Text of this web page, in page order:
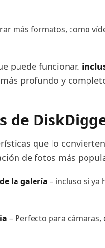
más formatos, como
puede funcionar.
profundo y
de
que lo
de fotos más
la galería – incluso si ya
– Perfecto para cámaras,